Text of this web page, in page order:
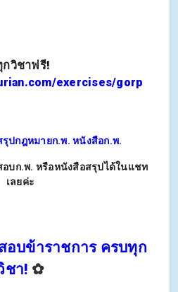
วิชาฟรี!
exercises/gorp
บก.พ. หรือหนังสือสรุปได้ในแชท
เลยค่ะ
อบข้าราชการ ครบทุก
ชา! ✿